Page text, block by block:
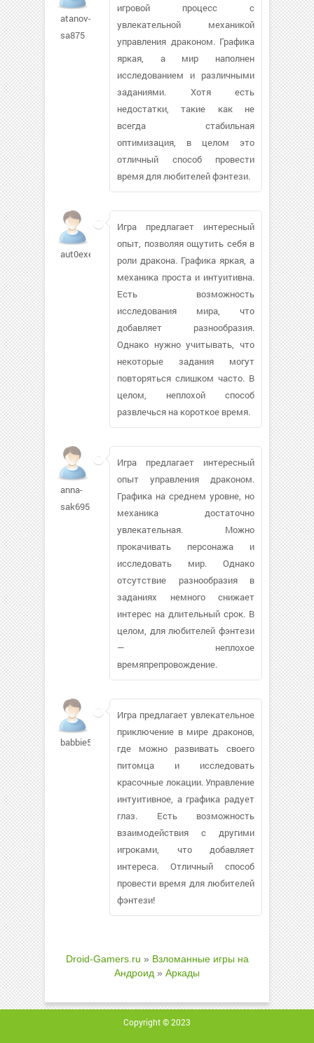
atanov-
sa875
игровой процесс с
увлекательной механикой
управления драконом. Графика
яркая, а мир наполнен
исследованием и различными
заданиями. Хотя есть
недостатки, такие как не
всегда стабильная
оптимизация, в целом это
отличный способ провести
время для любителей фэнтези.
aut0exec
Игра предлагает интересный
опыт, позволяя ощутить себя в
роли дракона. Графика яркая, а
механика проста и интуитивна.
Есть возможность
исследования мира, что
добавляет разнообразия.
Однако нужно учитывать, что
некоторые задания могут
повторяться слишком часто. В
целом, неплохой способ
развлечься на короткое время.
anna-
sak695
Игра предлагает интересный
опыт управления драконом.
Графика на среднем уровне, но
механика достаточно
увлекательная. Можно
прокачивать персонажа и
исследовать мир. Однако
отсутствие разнообразия в
заданиях немного снижает
интерес на длительный срок. В
целом, для любителей фэнтези
— неплохое
времяпрепровождение.
babbie517615
Игра предлагает увлекательное
приключение в мире драконов,
где можно развивать своего
питомца и исследовать
красочные локации. Управление
интуитивное, а графика радует
глаз. Есть возможность
взаимодействия с другими
игроками, что добавляет
интереса. Отличный способ
провести время для любителей
фэнтези!
Droid-Gamers.ru » Взломанные игры на
Андроид » Аркады
Copyright © 2023